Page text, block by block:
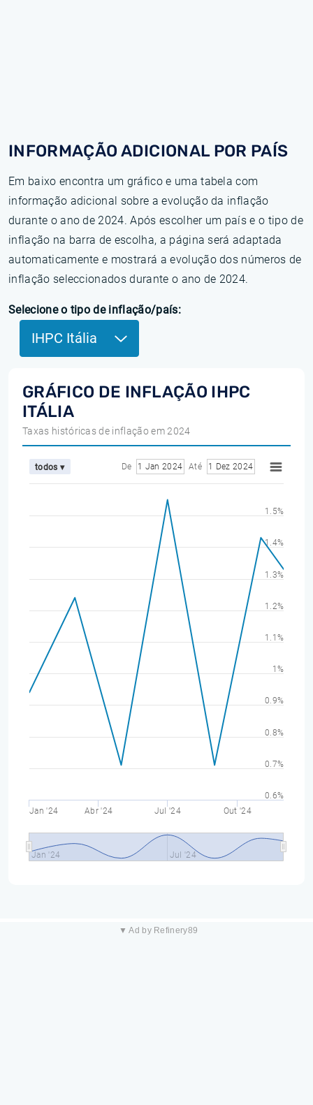
INFORMAÇÃO ADICIONAL POR PAÍS
Em baixo encontra um gráfico e uma tabela com
informação adicional sobre a evolução da inflação
durante o ano de 2024. Após escolher um país e o tipo de
inflação na barra de escolha, a página será adaptada
automaticamente e mostrará a evolução dos números de
inflação seleccionados durante o ano de 2024.
Selecione o tipo de inflação/país:
IHPC Itália
GRÁFICO DE INFLAÇÃO IHPC
ITÁLIA
Taxas históricas de inflação em 2024
todos ▾ De 1 Jan 2024 Até 1 Dez 2024
Jan '24 Abr '24 Jul '24 Out '24
Jan '24 Jul '24
0.6%
0.7%
0.8%
0.9%
1%
1.1%
1.2%
1.3%
1.4%
1.5%
▼ Ad by Refinery89